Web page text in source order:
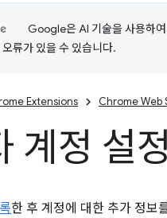
Google은 AI 기술을 사용하
류가 있을 수 있습니다.
Extensions Chrome Web
계정 설정
한 후 계정에 대한 추가 정보